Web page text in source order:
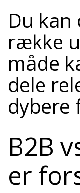
Du
række
måde
dele
dybere
B2B
er